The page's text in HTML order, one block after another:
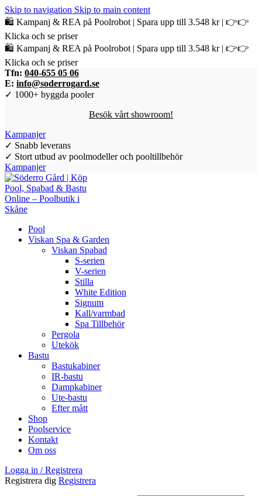
Skip to navigation Skip to main content
🛍️ Kampanj & REA på Poolrobot | Spara upp till 3.548 kr | 👉👉
Klicka och se priser
🛍️ Kampanj & REA på Poolrobot | Spara upp till 3.548 kr | 👉👉
Klicka och se priser
Tfn: 040-655 05 06
E: info@soderrogard.se
✓ 1000+ byggda pooler
Besök vårt showroom!
Kampanjer
✓ Snabb leverans
✓ Stort utbud av poolmodeller och pooltillbehör
Kampanjer
Pool
Viskan Spa & Garden
Viskan Spabad
S-serien
V-serien
Stilla
White Edition
Signum
Kall/varmbad
Spa Tillbehör
Pergola
Utekök
Bastu
Bastukabiner
IR-bastu
Dampkabiner
Ute-bastu
Efter mått
Shop
Poolservice
Kontakt
Om oss
Logga in / Registrera
Registrera dig Registrera